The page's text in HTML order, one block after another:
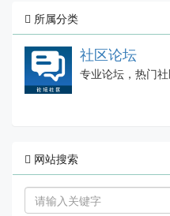
所属分类
社区论坛
专业论坛，热门
网站搜索